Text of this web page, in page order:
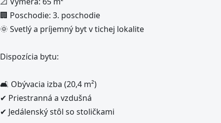
🏢 Poschodie: 3. poschodie
🌞 Svetlý a príjemný byt v tichej lokalite
Dispozícia bytu:
🛋 Obývacia izba (20,4 m²)
✔ Priestranná a vzdušná
✔ Jedálenský stôl so stoličkami